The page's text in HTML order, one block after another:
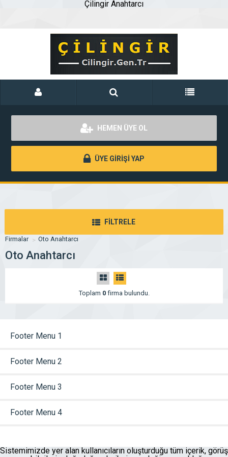
Çilingir Anahtarcı
HEMEN ÜYE OL
ÜYE GİRİŞİ YAP
FİLTRELE
Firmalar Oto Anahtarcı
Oto Anahtarcı
Toplam 0firma bulundu.
Footer Menu 1
Footer Menu 2
Footer Menu 3
Footer Menu 4
Sistemimizde yer alan kullanıcıların oluşturduğu tüm içerik, görüş